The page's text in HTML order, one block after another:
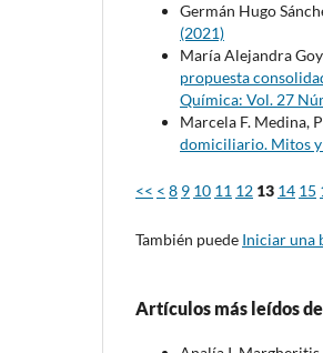
Germán Hugo
(2021)
María Alejandra
propuesta
Química: Vol. 27
Marcela F. Medina,
domiciliario. Mitos
<< < 8 9 10 11 12 13 14 15
También puede Iniciar una
Artículos más leídos